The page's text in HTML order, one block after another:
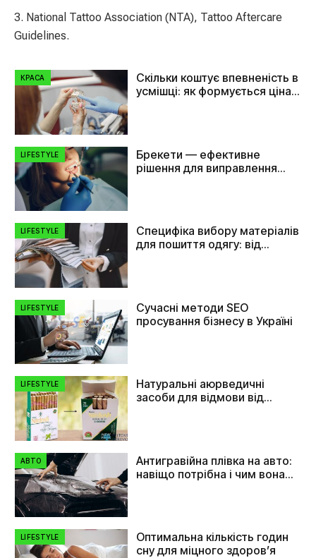
3. National Tattoo Association (NTA), Tattoo Aftercare
Guidelines.
КРАСА
Скільки коштує впевненість в
усмішці: як формується ціна
LIFESTYLE
Брекети — ефективне
рішення для виправлення
LIFESTYLE
Специфіка вибору матеріалів
для пошиття одягу: від
LIFESTYLE
Сучасні методи SEO
просування бізнесу в Україні
LIFESTYLE
Натуральні аюрведичні
засоби для відмови від
АВТО
Антигравійна плівка на авто:
навіщо потрібна і чим вона
LIFESTYLE
Оптимальна кількість годин
сну для міцного здоров’я